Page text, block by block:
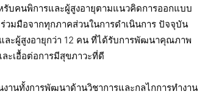
บคนพิการและผู้สูงอายุตามแนวคิดการออกแบบ
วมมือจากทุกภาคส่วนในการดำเนินการ ปัจจุบัน
ละผู้สูงอายุกว่า 12 คน ที่ได้รับการพัฒนาคุณภาพ
ะเอื้อต่อการมีสุขภาวะที่ดี
านทั้งการพัฒนาด้านวิชาการและกลไกการทำงาน